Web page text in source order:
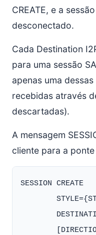
CREATE, e a
desconectado.
Cada Destination
para uma sessão
apenas uma
recebidas através
descartadas).
A mensagem
cliente para a
SESSION CREATE